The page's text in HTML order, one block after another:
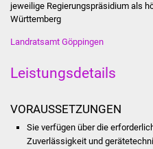
jeweilige Regierungspräsidium als
Württemberg
Landratsamt Göppingen
Leistungsdetails
VORAUSSETZUNGEN
Sie verfügen über die
Zuverlässigkeit und